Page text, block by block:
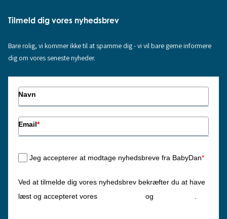
Tilmeld dig vores nyhedsbrev
Bare rolig, vi kommer ikke til at spamme dig - vi vil bare gerne informere
dig om vores seneste nyheder.
Navn
Email*
Jeg accepterer at modtage nyhedsbreve fra BabyDan*
Ved at tilmelde dig vores nyhedsbrev bekræfter du at have
læst og accepteret vores
og